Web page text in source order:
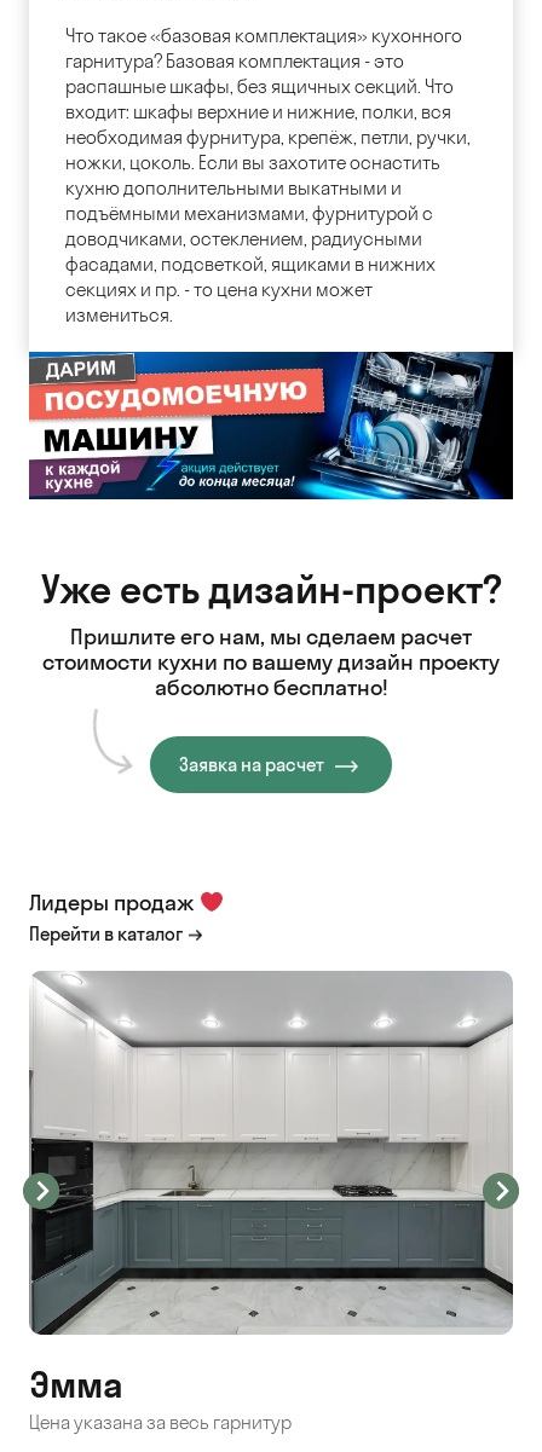
Что такое «базовая комплектация» кухонного
гарнитура? Базовая комплектация - это
распашные шкафы, без ящичных секций. Что
входит: шкафы верхние и нижние, полки, вся
необходимая фурнитура, крепёж, петли, ручки,
ножки, цоколь. Если вы захотите оснастить
кухню дополнительными выкатными и
подъёмными механизмами, фурнитурой с
доводчиками, остеклением, радиусными
фасадами, подсветкой, ящиками в нижних
секциях и пр. - то цена кухни может
измениться.
Уже есть дизайн-проект?
Пришлите его нам, мы сделаем расчет
стоимости кухни по вашему дизайн проекту
абсолютно бесплатно!
Заявка на расчет
Лидеры продаж
Перейти в каталог
Эмма
Цена указана за весь гарнитур